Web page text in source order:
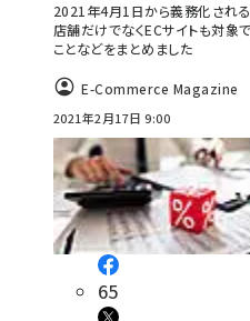
2021年4月1日から義務化される
店舗だけでなくECサイトも対象
ことなどをまとめました
E-Commerce Magazine
2021年2月17日 9:00
65